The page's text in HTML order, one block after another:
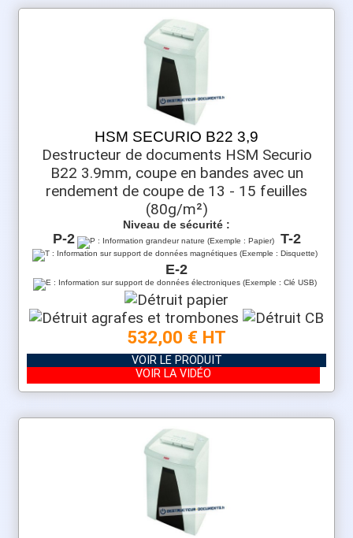
HSM SECURIO B22 3,9
Destructeur de documents HSM Securio
B22 3.9mm, coupe en bandes avec un
rendement de coupe de 13 - 15 feuilles
(80g/m²)
Niveau de sécurité :
P-2
T-2
E-2
532,00 € HT
VOIR LE PRODUIT
VOIR LA VIDÉO